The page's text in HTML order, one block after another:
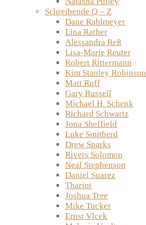
Schreibende Q – Z
Dane Rahlmeyer
Lina Rather
Alessandra Reß
Lisa-Marie Reuter
Robert Rittermann
Kim Stanley Robinson
Matt Ruff
Gary Russell
Michael H. Schenk
Richard Schwartz
Jona Sheffield
Luke Smitherd
Drew Sparks
Rivers Solomon
Neal Stephenson
Daniel Suarez
Thariot
Joshua Tree
Mike Tucker
Ernst Vlcek